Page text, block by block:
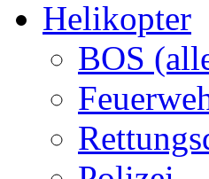
Helikopter
BOS